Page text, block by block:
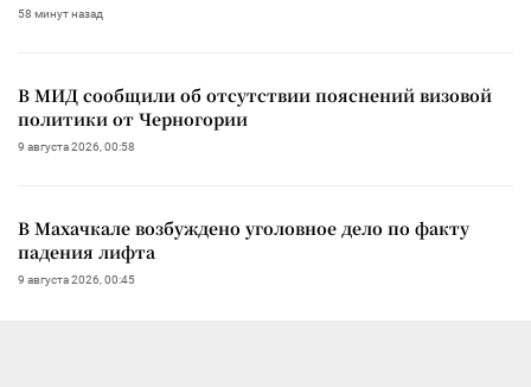
58 минут назад
В МИД сообщили об отсутствии пояснений визовой
политики от Черногории
9 августа 2026, 00:58
В Махачкале возбуждено уголовное дело по факту
падения лифта
9 августа 2026, 00:45